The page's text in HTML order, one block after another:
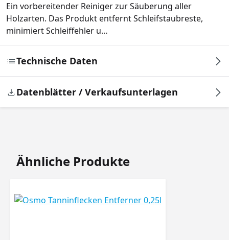
Ein vorbereitender Reiniger zur Säuberung aller
Holzarten. Das Produkt entfernt Schleifstaubreste,
minimiert Schleiffehler u…
Technische Daten
Datenblätter / Verkaufsunterlagen
Produktgalerie überspringen
Ähnliche Produkte